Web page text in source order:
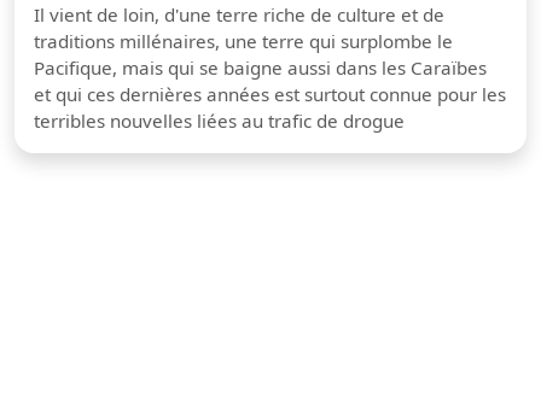
Il vient de loin, d'une terre riche de culture et de
traditions millénaires, une terre qui surplombe le
Pacifique, mais qui se baigne aussi dans les Caraïbes
et qui ces dernières années est surtout connue pour les
terribles nouvelles liées au trafic de drogue